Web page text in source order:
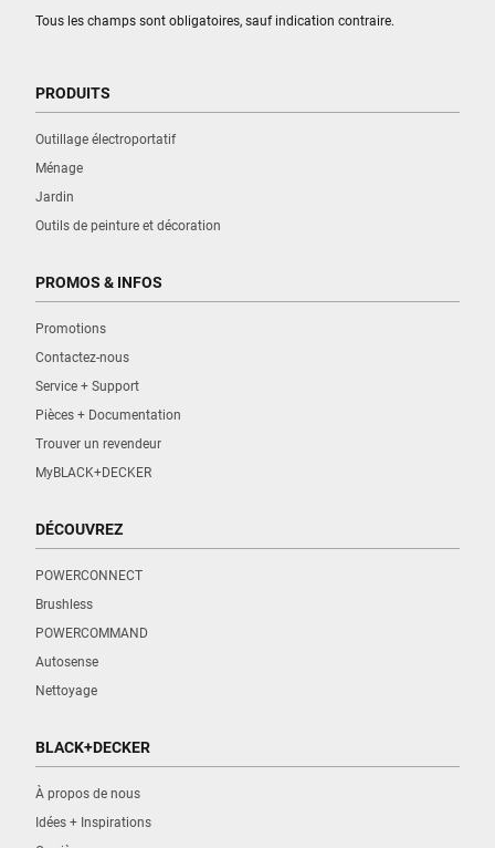
Tous les champs sont obligatoires, sauf indication contraire.
PRODUITS
Outillage électroportatif
Ménage
Jardin
Outils de peinture et décoration
PROMOS & INFOS
Promotions
Contactez-nous
Service + Support
Pièces + Documentation
Trouver un revendeur
MyBLACK+DECKER
DÉCOUVREZ
POWERCONNECT
Brushless
POWERCOMMAND
Autosense
Nettoyage
BLACK+DECKER
À propos de nous
Idées + Inspirations